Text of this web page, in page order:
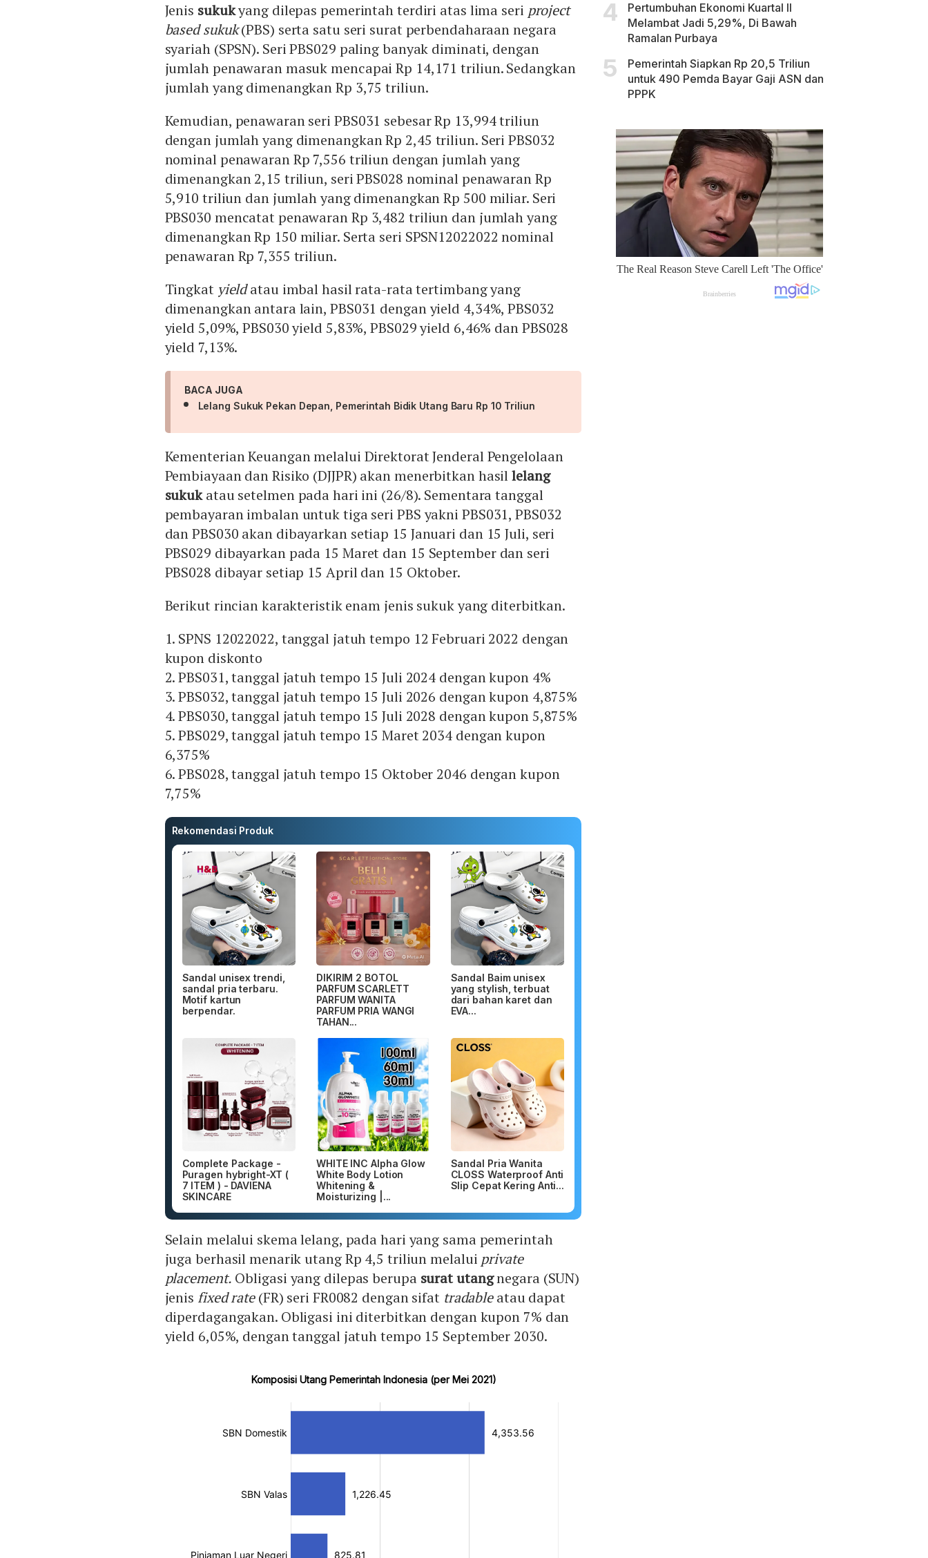
Jenis sukukyang dilepas pemerintah terdiri atas lima seri project
based sukuk(PBS) serta satu seri surat perbendaharaan negara
syariah (SPSN). Seri PBS029 paling banyak diminati, dengan
jumlah penawaran masuk mencapai Rp 14,171 triliun. Sedangkan
jumlah yang dimenangkan Rp 3,75 triliun.
Kemudian, penawaran seri PBS031 sebesar Rp 13,994 triliun
dengan jumlah yang dimenangkan Rp 2,45 triliun. Seri PBS032
nominal penawaran Rp 7,556 triliun dengan jumlah yang
dimenangkan 2,15 triliun, seri PBS028 nominal penawaran Rp
5,910 triliun dan jumlah yang dimenangkan Rp 500 miliar. Seri
PBS030 mencatat penawaran Rp 3,482 triliun dan jumlah yang
dimenangkan Rp 150 miliar. Serta seri SPSN12022022 nominal
penawaran Rp 7,355 triliun.
Tingkat yieldatau imbal hasil rata-rata tertimbang yang
dimenangkan antara lain, PBS031 dengan yield 4,34%, PBS032
yield 5,09%, PBS030 yield 5,83%, PBS029 yield 6,46% dan PBS028
yield 7,13%.
BACA JUGA
Lelang Sukuk Pekan Depan, Pemerintah Bidik Utang Baru Rp 10 Triliun
Kementerian Keuangan melalui Direktorat Jenderal Pengelolaan
Pembiayaan dan Risiko (DJJPR) akan menerbitkan hasillelang
sukukatau setelmen pada hari ini (26/8). Sementara tanggal
pembayaran imbalan untuk tiga seri PBS yakni PBS031, PBS032
dan PBS030 akan dibayarkan setiap 15 Januari dan 15 Juli, seri
PBS029 dibayarkan pada 15 Maret dan 15 September dan seri
PBS028 dibayar setiap 15 April dan 15 Oktober.
Berikut rincian karakteristik enam jenis sukuk yang diterbitkan.
1. SPNS 12022022, tanggal jatuh tempo 12 Februari 2022 dengan
kupon diskonto
2. PBS031, tanggal jatuh tempo 15 Juli 2024 dengan kupon 4%
3. PBS032, tanggal jatuh tempo 15 Juli 2026 dengan kupon 4,875%
4. PBS030, tanggal jatuh tempo 15 Juli 2028 dengan kupon 5,875%
5. PBS029, tanggal jatuh tempo 15 Maret 2034 dengan kupon
6,375%
6. PBS028, tanggal jatuh tempo 15 Oktober 2046 dengan kupon
7,75%
Rekomendasi Produk
Sandal unisex trendi,
sandal pria terbaru.
Motif kartun
berpendar.
DIKIRIM 2 BOTOL
PARFUM SCARLETT
PARFUM WANITA
PARFUM PRIA WANGI
TAHAN...
Sandal Baim unisex
yang stylish, terbuat
dari bahan karet dan
EVA...
Complete Package -
Puragen hybright-XT (
7 ITEM ) - DAVIENA
SKINCARE
WHITE INC Alpha Glow
White Body Lotion
Whitening &
Moisturizing |...
Sandal Pria Wanita
CLOSS Waterproof Anti
Slip Cepat Kering Anti...
Selain melalui skema lelang, pada hari yang sama pemerintah
juga berhasil menarik utang Rp 4,5 triliun melalui private
placement. Obligasi yang dilepas berupa surat utangnegara (SUN)
jenis fixed rate(FR) seri FR0082 dengan sifat tradableatau dapat
diperdagangakan. Obligasi ini diterbitkan dengan kupon 7% dan
yield 6,05%, dengan tanggal jatuh tempo 15 September 2030.
Pertumbuhan Ekonomi Kuartal II
Melambat Jadi 5,29%, Di Bawah
Ramalan Purbaya
Pemerintah Siapkan Rp 20,5 Triliun
untuk 490 Pemda Bayar Gaji ASN dan
PPPK